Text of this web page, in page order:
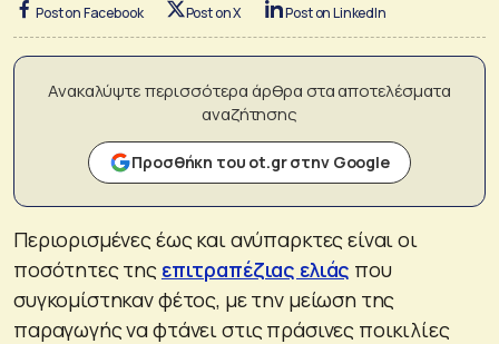
Post on Facebook Post on X Post on LinkedIn
Ανακαλύψτε περισσότερα άρθρα στα αποτελέσματα
αναζήτησης
Προσθήκη του ot.gr στην Google
Περιορισμένες έως και ανύπαρκτες είναι οι
ποσότητες της επιτραπέζιας ελιάς που
συγκομίστηκαν φέτος, με την μείωση της
παραγωγής να φτάνει στις πράσινες ποικιλίες